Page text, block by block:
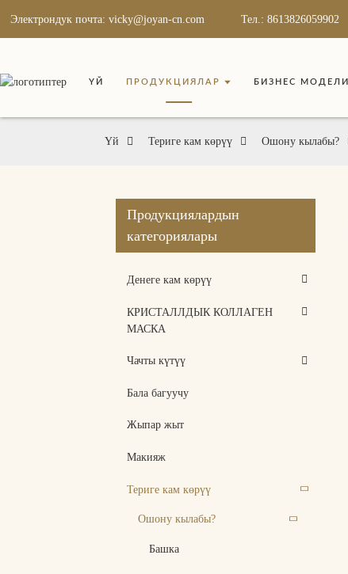
Электрондук почта: vicky@joyan-cn.com Тел.: 8613826059902
ҮЙ ПРОДУКЦИЯЛАР БИЗНЕС МОДЕЛИ
Үй Териге кам көрүү Ошону кылабы?
Продукциялардын
категориялары
Денеге кам көрүү
КРИСТАЛЛДЫК КОЛЛАГЕН
МАСКА
Чачты күтүү
Бала багуучу
Жыпар жыт
Макияж
Териге кам көрүү
Ошону кылабы?
Башка